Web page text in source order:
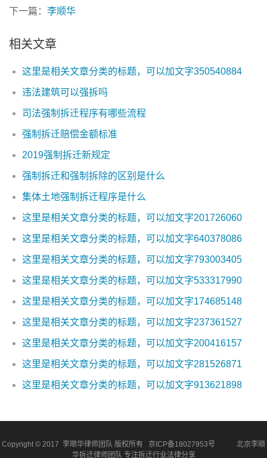
下一篇： 李顺华
相关文章
这里是相关文章分类的标题，可以加文字350540884
违法建筑可以强拆吗
司法强制拆迁程序有哪些流程
强制拆迁赔偿金额标准
2019强制拆迁新规定
强制拆迁和强制拆除的区别是什么
集体土地强制拆迁程序是什么
这里是相关文章分类的标题，可以加文字201726060
这里是相关文章分类的标题，可以加文字640378086
这里是相关文章分类的标题，可以加文字793003405
这里是相关文章分类的标题，可以加文字533317990
这里是相关文章分类的标题，可以加文字174685148
这里是相关文章分类的标题，可以加文字237361527
这里是相关文章分类的标题，可以加文字200416157
这里是相关文章分类的标题，可以加文字281526871
这里是相关文章分类的标题，可以加文字913621898
Copyright © 2017 李顺华律师团队 版权所有 京ICP备18027953号 北京李顺
华拆迁律师团队 专注拆迁行业法律分享